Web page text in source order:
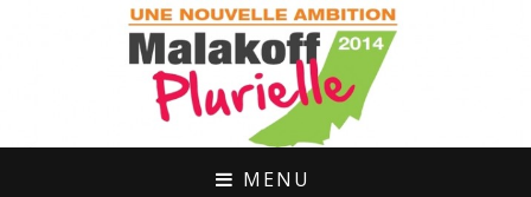
MALAKOFF
PLURIELLE
UNE ALTERNATIVE CITOYENNE POUR
MALAKOFF
MENU